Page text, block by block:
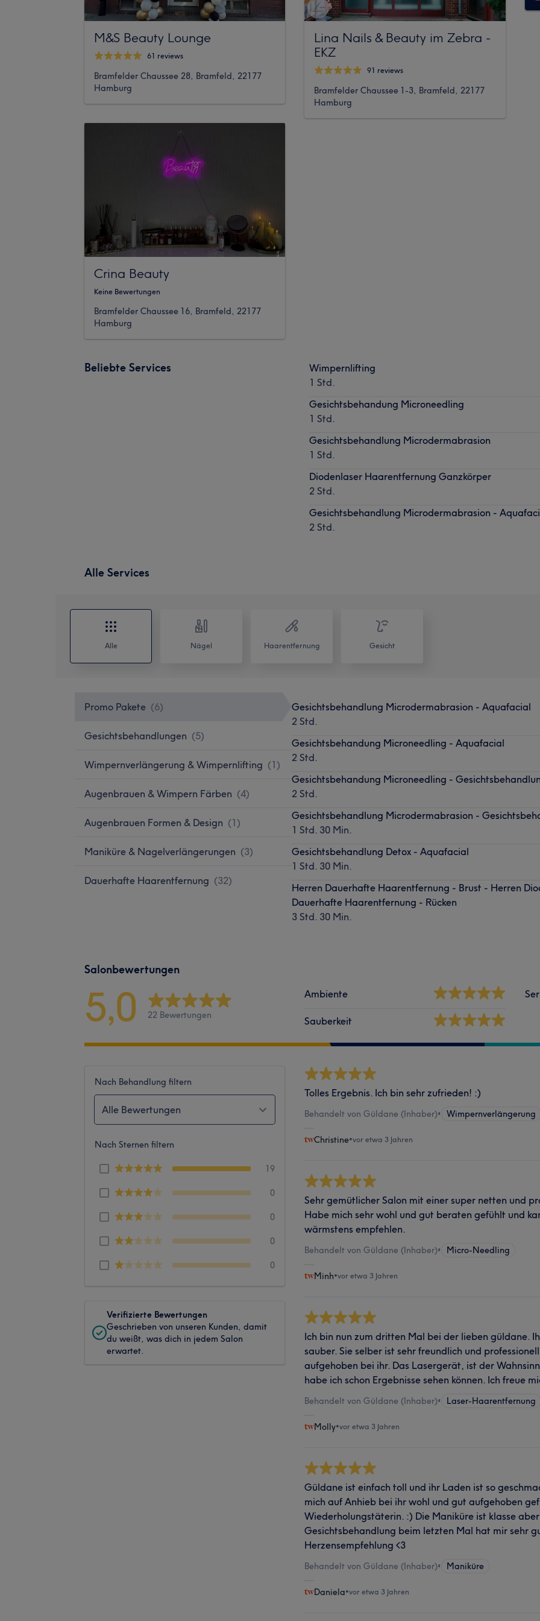
M&S Beauty Lounge
61 reviews
Bramfelder Chaussee 28, Bramfeld, 22177
Hamburg
Crina Beauty
Keine Bewertungen
Bramfelder Chaussee 16, Bramfeld, 22177
Hamburg
Lina Nails & Beauty im Zebra -
EKZ
91 reviews
Bramfelder Chaussee 1-3, Bramfeld, 22177
Hamburg
Beliebte Services
Wimpernlifting
1 Std.
Gesichtsbehandung Microneedling
1 Std.
Gesichtsbehandlung Microdermabrasion
1 Std.
Diodenlaser Haarentfernung Ganzkörper
2 Std.
Gesichtsbehandlung Microdermabrasion -
2 Std.
Alle Services
Alle Nägel Haarentfernung Gesicht
Promo Pakete (6)
Gesichtsbehandlungen (5)
Wimpernverlängerung & Wimpernlifting (1)
Augenbrauen & Wimpern Färben (4)
Augenbrauen Formen & Design (1)
Maniküre & Nagelverlängerungen (3)
Dauerhafte Haarentfernung (32)
Gesichtsbehandlung Microdermabrasion - Aquafacial
2 Std.
Gesichtsbehandung Microneedling - Aquafacial
2 Std.
Gesichtsbehandung Microneedling -
2 Std.
Gesichtsbehandlung Microdermabrasion -
1 Std. 30 Min.
Gesichtsbehandlung Detox - Aquafacial
1 Std. 30 Min.
Herren Dauerhafte Haarentfernung - Brust - Herren
Dauerhafte Haarentfernung - Rücken
3 Std. 30 Min.
Salonbewertungen
5,0 22 Bewertungen
Ambiente
Sauberkeit
Nach Behandlung filtern
Alle Bewertungen
Nach Sternen filtern
19
0
0
0
0
Verifizierte Bewertungen
Geschrieben von unseren Kunden, damit
du weißt, was dich in jedem Salon
erwartet.
Tolles Ergebnis. Ich bin sehr zufrieden! :)
Behandelt von Güldane (Inhaber)• Wimpernverlängerung
Christine•vor etwa 3 Jahren
Sehr gemütlicher Salon mit einer super netten und
Habe mich sehr wohl und gut beraten gefühlt und
wärmstens empfehlen.
Behandelt von Güldane (Inhaber)• Micro-Needling
Minh•vor etwa 3 Jahren
Ich bin nun zum dritten Mal bei der lieben güldane.
sauber. Sie selber ist sehr freundlich und
aufgehoben bei ihr. Das Lasergerät, ist der
habe ich schon Ergebnisse sehen können. Ich freue
Behandelt von Güldane (Inhaber)• Laser-Haarentfernung
Molly•vor etwa 3 Jahren
Güldane ist einfach toll und ihr Laden ist so
mich auf Anhieb bei ihr wohl und gut aufgehoben
Wiederholungstäterin. :) Die Maniküre ist klasse
Gesichtsbehandlung beim letzten Mal hat mir sehr
Herzensempfehlung <3
Behandelt von Güldane (Inhaber)• Maniküre
Daniela•vor etwa 3 Jahren